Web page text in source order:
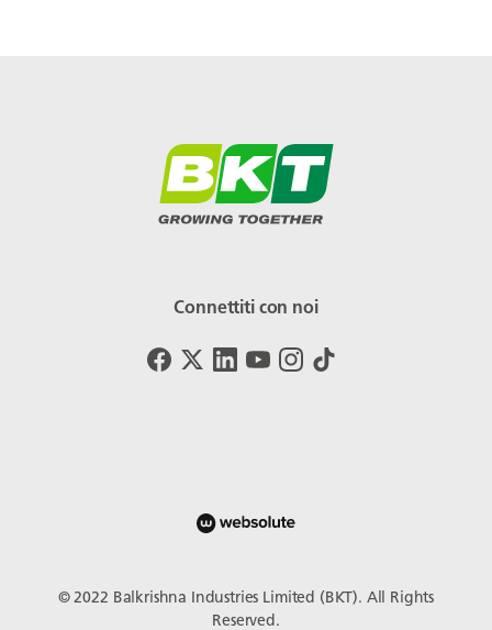
Connettiti con noi
© 2022 Balkrishna Industries Limited (BKT). All Rights
Reserved.